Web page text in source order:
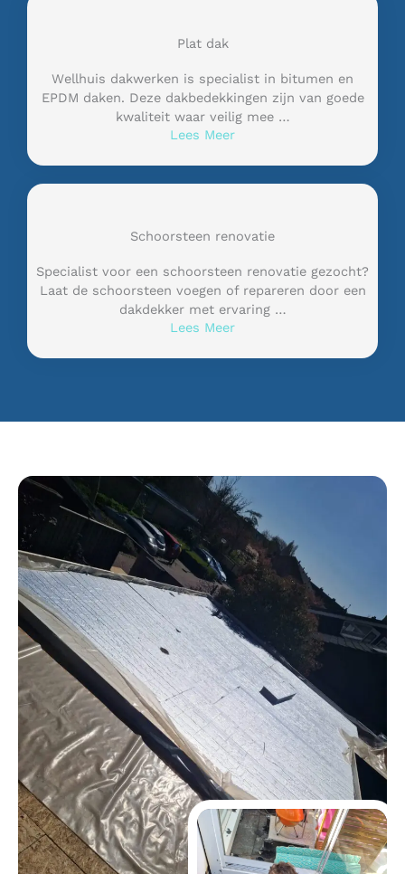
Plat dak
Wellhuis dakwerken is specialist in bitumen en
EPDM daken. Deze dakbedekkingen zijn van goede
kwaliteit waar veilig mee …
Lees Meer
Schoorsteen renovatie
Specialist voor een schoorsteen renovatie gezocht?
Laat de schoorsteen voegen of repareren door een
dakdekker met ervaring …
Lees Meer